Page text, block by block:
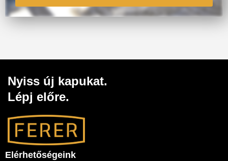
Nyiss új kapukat.
Lépj előre.
Elérhetőségeink